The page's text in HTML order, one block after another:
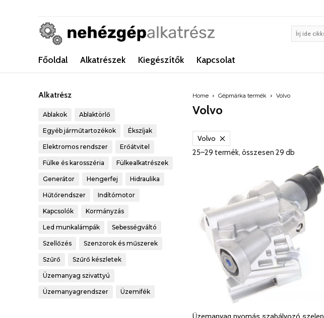
Főoldal Alkatrészek Kiegészítők Kapcsolat
Alkatrész
Ablakok Ablaktörlő
Egyéb járműtartozékok Ékszíjak
Elektromos rendszer Erőátvitel
Fülke és karosszéria Fülkealkatrészek
Generátor Hengerfej Hidraulika
Hűtőrendszer Indítómotor
Kapcsolók Kormányzás
Led munkalámpák Sebességváltó
Szellőzés Szenzorok és műszerek
Szűrő Szűrő készletek
Üzemanyag szivattyú
Üzemanyagrendszer Üzemifék
Home Gépmárka termék Volvo
Volvo
Volvo
25–29 termék, összesen 29 db